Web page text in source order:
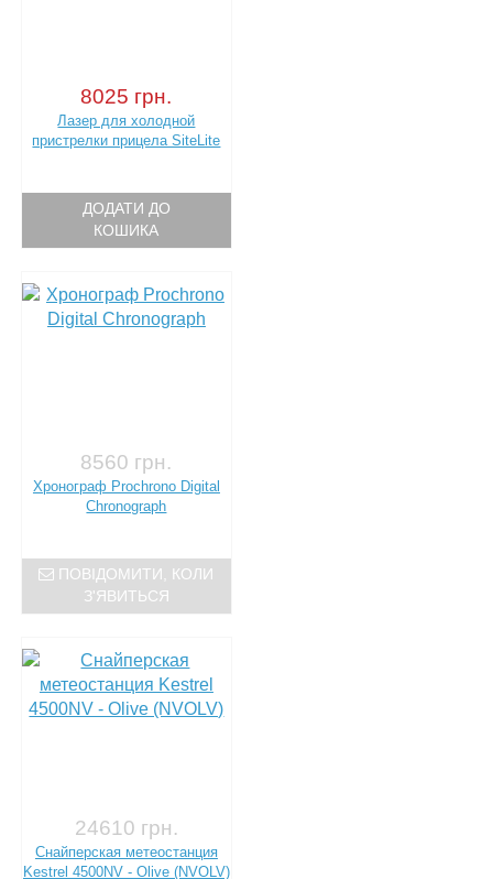
8025 грн.
Лазер для холодной
пристрелки прицела SiteLite
ДОДАТИ ДО
КОШИКА
8560 грн.
Хронограф Prochrono Digital
Chronograph
ПОВІДОМИТИ, КОЛИ
З'ЯВИТЬСЯ
24610 грн.
Снайперская метеостанция
Kestrel 4500NV - Olive (NVOLV)